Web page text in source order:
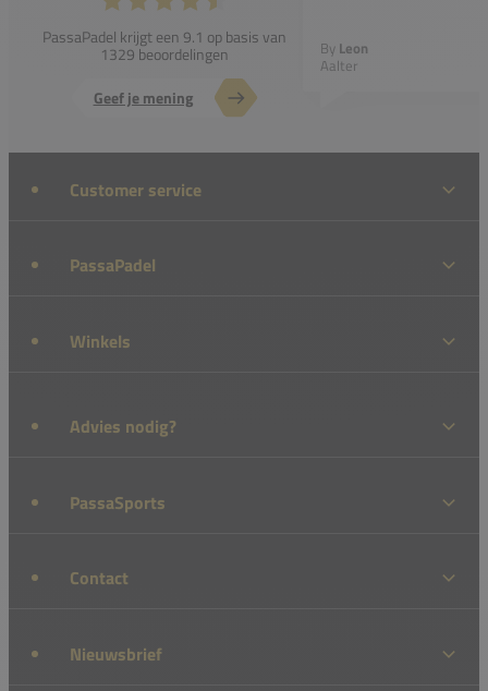
PassaPadel krijgt een 9.1 op basis van
1329 beoordelingen
Geef je mening
By Leon
Aalter
Customer service
PassaPadel
Winkels
Advies nodig?
PassaSports
Contact
Nieuwsbrief